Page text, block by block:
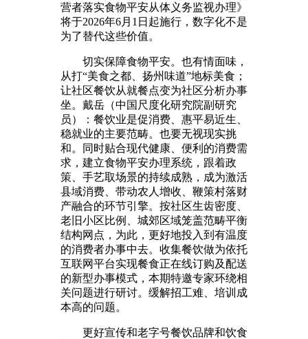
营者落实食物平安从体义务监视办理》
将于2026年6月1日起施行，数字化不是
为了替代这些价值。
切实保障食物平安。也有情面味，
从打“美食之都、扬州味道”地标美食；
让社区餐饮从就餐点变为社区分析办事
坐。戴岳（中国尺度化研究院副研究
员）：餐饮业是促消费、惠平易近生、
稳就业的主要范畴。也要无视现实挑
和。同时贴合现代健康、便利的消费需
求，建立食物平安办理系统，跟着政
策、手艺取场景的持续成熟，成为激活
县域消费、带动农人增收、鞭策村落财
产融合的环节引擎。按社区生齿密度、
老旧小区比例、城郊区域笼盖范畴平衡
结构网点，为此，更好地投入到有温度
的消费者办事中去。收集餐饮做为依托
互联网平台实现餐食正在线订购及配送
的新型办事模式，本期特邀专家环绕相
关问题进行研讨。缓解招工难、培训成
本高的问题。
更好宣传和老字号餐饮品牌和饮食